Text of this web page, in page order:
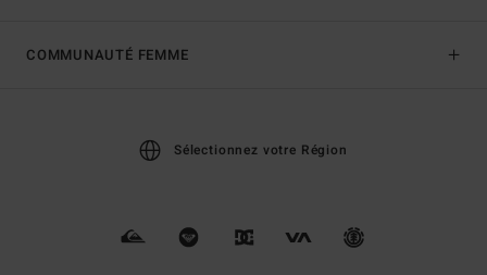
COMMUNAUTÉ FEMME
Sélectionnez votre Région